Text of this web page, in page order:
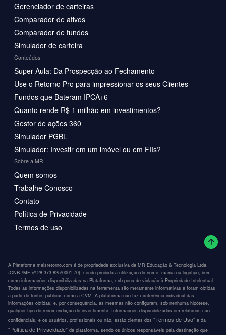
Gerenciador de carteiras
Comparador de ativos
Comparador de fundos
Simulador de carteira
Conteúdos
Super Aula: Da Prospecção ao Fechamento
Use o Retorno Pro para impressionar os seus Clientes
Fundos que Bateram IPCA+6
Quanto rende R$ 1 milhão em investimentos?
Gestor de ações 360
Simulador PGBL
Simulador: Investir em um imóvel ou em FIIs?
Sobre a MR
Quem somos
Trabalhe Conosco
Contato
Política de Privacidade
Termos de uso
A Plataforma maisretorno.com é de propriedade exclusiva da MR Educação & Tecnologia Ltda.
(CNPJ/MF nº 28.373.825/0001-70), sendo proibida a utilização do nome, marca ou logotipo, bem
como informações disponibilizadas na Plataforma, sob pena de violação à Propriedade Intelectual.
Todas as informações disponibilizadas na ferramenta são meramente informativas e foram obtidas
a partir de fontes públicas como a CVM. A plataforma não faz conferência individual das
informações obtidas, e, por consequência, as mesmas não configuram, sob nenhuma hipótese,
qualquer tipo de recomendação de investimento. Informações disponibilizadas em relatórios são
confidenciais, e os usuários, profissionais ou não, estão cientes dos "Termos de Uso" e da
"Política de Privacidade" da plataforma, sendo os únicos responsáveis pela destinação que